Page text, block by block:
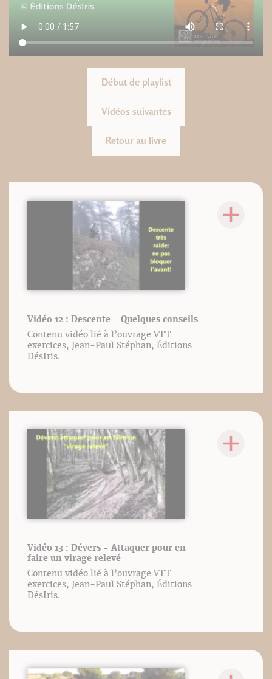
Début de playlist
Vidéos suivantes
Retour au livre
Vidéo 12 : Descente - Quelques conseils
Contenu vidéo lié à l’ouvrage VTT
exercices, Jean-Paul Stéphan, Éditions
DésIris.
Vidéo 13 : Dévers - Attaquer pour en
faire un virage relevé
Contenu vidéo lié à l’ouvrage VTT
exercices, Jean-Paul Stéphan, Éditions
DésIris.